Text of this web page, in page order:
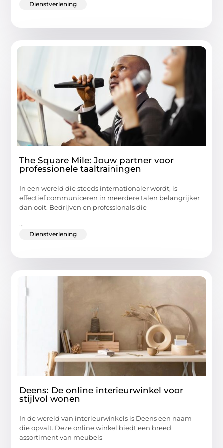
Dienstverlening
The Square Mile: Jouw partner voor
professionele taaltrainingen
In een wereld die steeds internationaler wordt, is
effectief communiceren in meerdere talen belangrijker
dan ooit. Bedrijven en professionals die
...
Dienstverlening
Deens: De online interieurwinkel voor
stijlvol wonen
In de wereld van interieurwinkels is Deens een naam
die opvalt. Deze online winkel biedt een breed
assortiment van meubels